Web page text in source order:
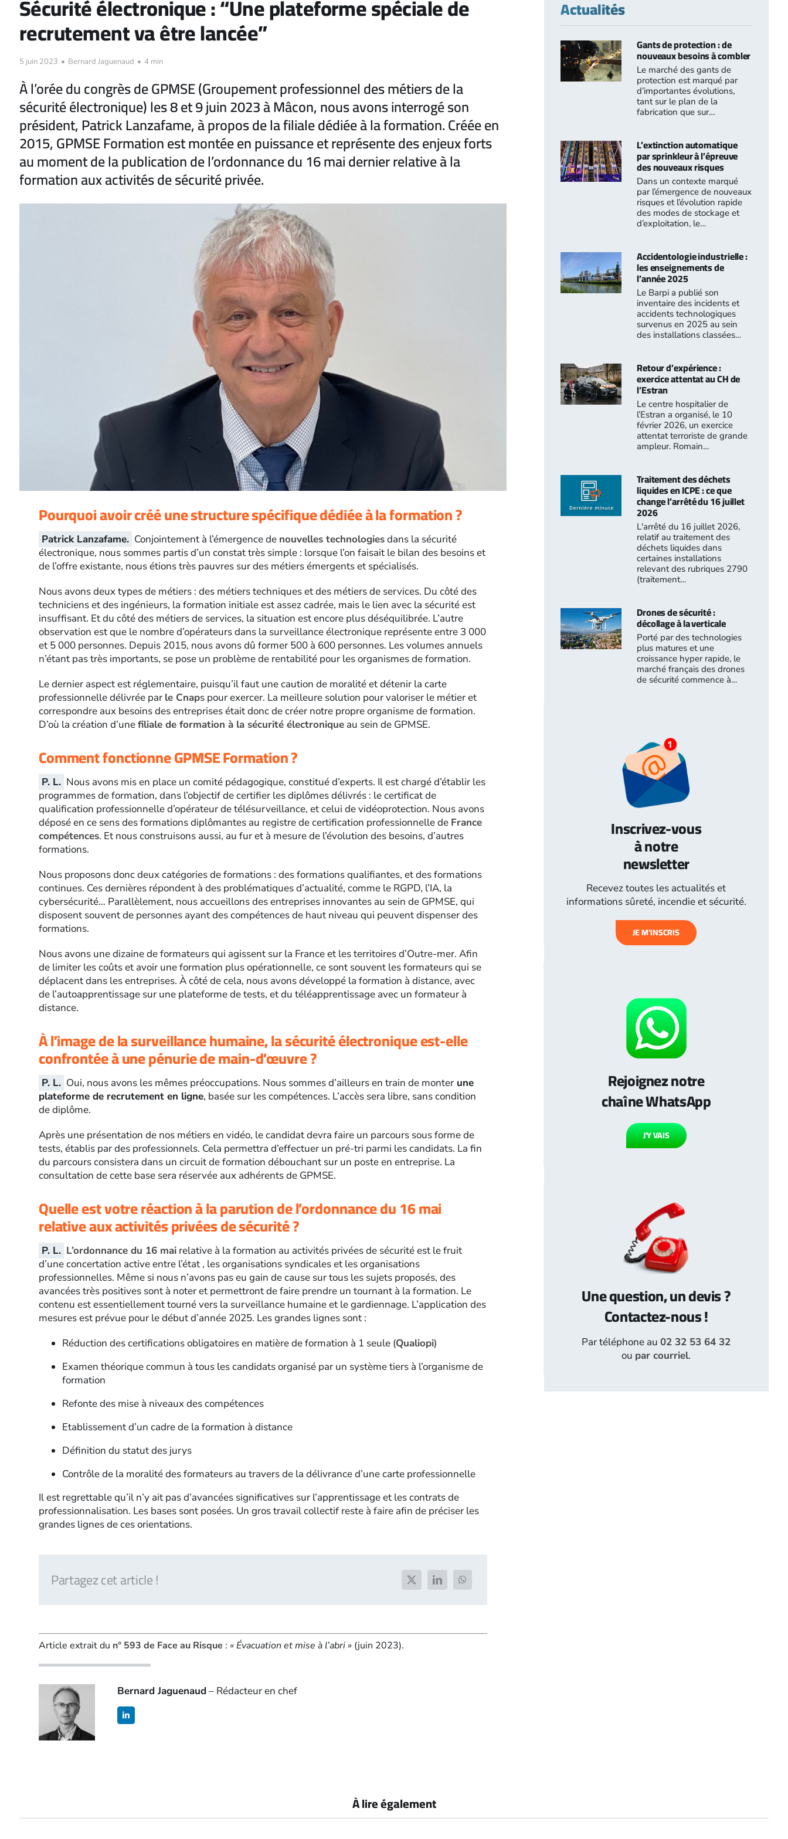
Sécurité électronique : “Une plateforme spéciale de
recrutement va être lancée”
5 juin 2023 • Bernard Jaguenaud • 4 min
À l’orée du congrès de GPMSE (Groupement professionnel des métiers de la
sécurité électronique) les 8 et 9 juin 2023 à Mâcon, nous avons interrogé son
président, Patrick Lanzafame, à propos de la filiale dédiée à la formation. Créée en
2015, GPMSE Formation est montée en puissance et représente des enjeux forts
au moment de la publication de l’ordonnance du 16 mai dernier relative à la
formation aux activités de sécurité privée.
Pourquoi avoir créé une structure spécifique dédiée à la formation ?
Patrick Lanzafame. Conjointement à l’émergence de nouvelles technologiesdans la sécurité
électronique, nous sommes partis d’un constat très simple : lorsque l’on faisait le bilan des besoins et
de l’offre existante, nous étions très pauvres sur des métiers émergents et spécialisés.
Nous avons deux types de métiers : des métiers techniques et des métiers de services. Du côté des
techniciens et des ingénieurs, la formation initiale est assez cadrée, mais le lien avec la sécurité est
insuffisant. Et du côté des métiers de services, la situation est encore plus déséquilibrée. L’autre
observation est que le nombre d’opérateurs dans la surveillance électronique représente entre 3 000
et 5 000 personnes. Depuis 2015, nous avons dû former 500 à 600 personnes. Les volumes annuels
n’étant pas très importants, se pose un problème de rentabilité pour les organismes de formation.
Le dernier aspect est réglementaire, puisqu’il faut une caution de moralité et détenir la carte
professionnelle délivrée par le Cnaps pour exercer. La meilleure solution pour valoriser le métier et
correspondre aux besoins des entreprises était donc de créer notre propre organisme de formation.
D’où la création d’unefiliale de formation à la sécurité électroniqueau sein de GPMSE.
Comment fonctionne GPMSE Formation ?
P. L. Nous avons mis en place un comité pédagogique, constitué d’experts. Il est chargé d’établir les
programmes de formation, dans l’objectif de certifier les diplômes délivrés : le certificat de
qualification professionnelle d’opérateur de télésurveillance, et celui de vidéoprotection. Nous avons
déposé en ce sens des formations diplômantes au registre de certification professionnelle de France
compétences. Et nous construisons aussi, au fur et à mesure de l’évolution des besoins, d’autres
formations.
Nous proposons donc deux catégories de formations : des formations qualifiantes, et des formations
continues. Ces dernières répondent à des problématiques d’actualité, comme le RGPD, l’IA, la
cybersécurité… Parallèlement, nous accueillons des entreprises innovantes au sein de GPMSE, qui
disposent souvent de personnes ayant des compétences de haut niveau qui peuvent dispenser des
formations.
Nous avons une dizaine de formateurs qui agissent sur la France et les territoires d’Outre-mer. Afin
de limiter les coûts et avoir une formation plus opérationnelle, ce sont souvent les formateurs qui se
déplacent dans les entreprises. À côté de cela, nous avons développé la formation à distance, avec
de l’autoapprentissage sur une plateforme de tests, et du téléapprentissage avec un formateur à
distance.
À l’image de la surveillance humaine, la sécurité électronique est-elle
confrontée à une pénurie de main-d’œuvre ?
P. L. Oui, nous avons les mêmes préoccupations. Nous sommes d’ailleurs en train de monterune
plateforme de recrutement en ligne, basée sur les compétences. L’accès sera libre, sans condition
de diplôme.
Après une présentation de nos métiers en vidéo, le candidat devra faire un parcours sous forme de
tests, établis par des professionnels. Cela permettra d’effectuer un pré-tri parmi les candidats. La fin
du parcours consistera dans un circuit de formation débouchant sur un poste en entreprise. La
consultation de cette base sera réservée aux adhérents de GPMSE.
Quelle est votre réaction à la parution de l’ordonnance du 16 mai
relative aux activités privées de sécurité ?
P. L. L’ordonnance du 16 mairelative à la formation au activités privées de sécurité est le fruit
d’une concertation active entre l’état , les organisations syndicales et les organisations
professionnelles. Même si nous n’avons pas eu gain de cause sur tous les sujets proposés, des
avancées très positives sont à noter et permettront de faire prendre un tournant à la formation. Le
contenu est essentiellement tourné vers la surveillance humaine et le gardiennage. L’application des
mesures est prévue pour le début d’année 2025. Les grandes lignes sont :
Réduction des certifications obligatoires en matière de formation à 1 seule (Qualiopi)
Examen théorique commun à tous les candidats organisé par un système tiers à l’organisme de
formation
Refonte des mise à niveaux des compétences
Etablissement d’un cadre de la formation à distance
Définition du statut des jurys
Contrôle de la moralité des formateurs au travers de la délivrance d’une carte professionnelle
Il est regrettable qu’il n’y ait pas d’avancées significatives sur l’apprentissage et les contrats de
professionnalisation. Les bases sont posées. Un gros travail collectif reste à faire afin de préciser les
grandes lignes de ces orientations.
Partagez cet article !
Article extrait du n° 593 de Face au Risque : « Évacuation et mise à l’abri »(juin 2023).
Bernard Jaguenaud – Rédacteur en chef
Actualités
Gants de protection : de
nouveaux besoins à combler
Le marché des gants de
protection est marqué par
d’importantes évolutions,
tant sur le plan de la
fabrication que sur…
L’extinction automatique
par sprinkleur à l’épreuve
des nouveaux risques
Dans un contexte marqué
par l’émergence de nouveaux
risques et l’évolution rapide
des modes de stockage et
d’exploitation, le…
Accidentologie industrielle :
les enseignements de
l’année 2025
Le Barpi a publié son
inventaire des incidents et
accidents technologiques
survenus en 2025 au sein
des installations classées…
Retour d’expérience :
exercice attentat au CH de
l’Estran
Le centre hospitalier de
l’Estran a organisé, le 10
février 2026, un exercice
attentat terroriste de grande
ampleur. Romain…
Traitement des déchets
liquides en ICPE : ce que
change l’arrêté du 16 juillet
2026
L'arrêté du 16 juillet 2026,
relatif au traitement des
déchets liquides dans
certaines installations
relevant des rubriques 2790
(traitement…
Drones de sécurité :
décollage à la verticale
Porté par des technologies
plus matures et une
croissance hyper rapide, le
marché français des drones
de sécurité commence à…
Inscrivez-vous
à notre
newsletter
Recevez toutes les actualités et
informations sûreté, incendie et sécurité.
JE M’INSCRIS
Rejoignez notre
chaîne WhatsApp
J’Y VAIS
Une question, un devis ?
Contactez-nous !
Par téléphone au02 32 53 64 32
ou par courriel.
À lire également